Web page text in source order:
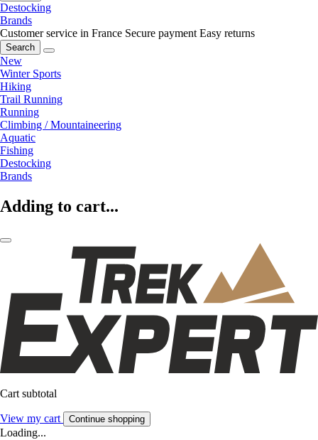
Destocking
Brands
Customer service in France Secure payment Easy returns
Search
New
Winter Sports
Hiking
Trail Running
Running
Climbing / Mountaineering
Aquatic
Fishing
Destocking
Brands
Adding to cart...
Cart subtotal
View my cart Continue shopping
Loading...